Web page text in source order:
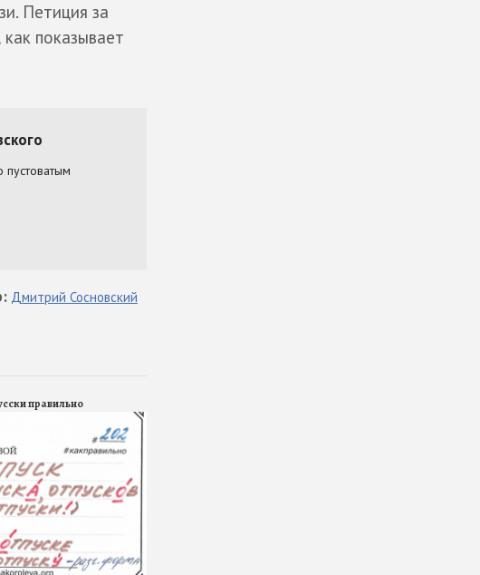
Петиция за
показывает
: Дмитрий Сосновский
правильно